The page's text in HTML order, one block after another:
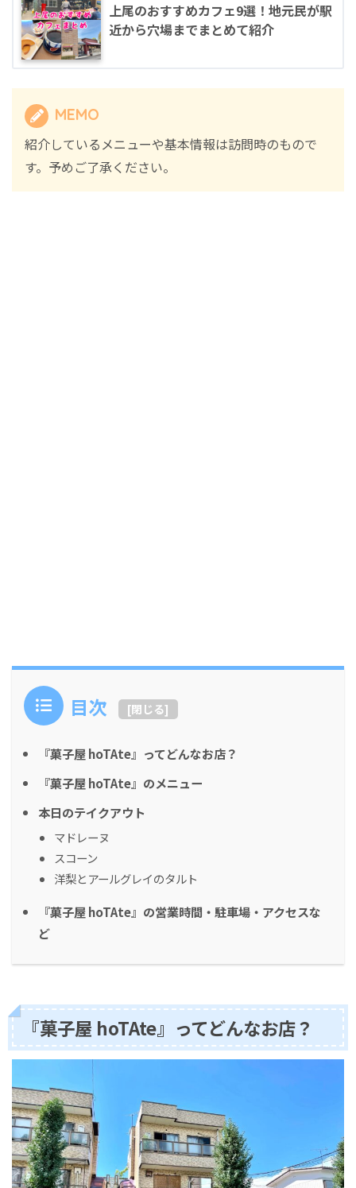
上尾のおすすめカフェ9選！地元民が駅
近から穴場までまとめて紹介
MEMO
紹介しているメニューや基本情報は訪問時のもので
す。予めご了承ください。
目次 [閉じる]
『菓子屋 hoTAte』ってどんなお店？
『菓子屋 hoTAte』のメニュー
本日のテイクアウト
マドレーヌ
スコーン
洋梨とアールグレイのタルト
『菓子屋 hoTAte』の営業時間・駐車場・アクセスな
ど
『菓子屋 hoTAte』ってどんなお店？